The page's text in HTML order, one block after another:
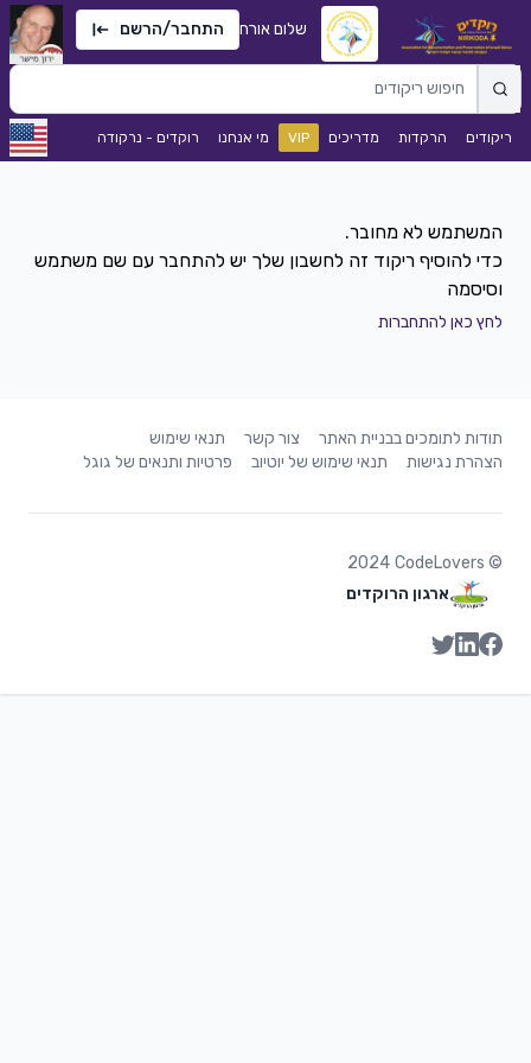
שלום אורח התחבר/הרשם
ריקודים הרקדות מדריכים VIP מי אנחנו רוקדים - נרקודה
כדי להוסיף ריקוד זה לחשבון שלך יש להתחבר עם שם משתמש
וסיסמה
לחץ כאן להתחברות
תודות לתומכים בבניית האתר צור קשר
תנאי שימוש
הצהרת נגישות
תנאי שימוש של יוטיוב פרטיות ותנאים של גוגל
©
2024 CodeLovers
ארגון הרוקדים